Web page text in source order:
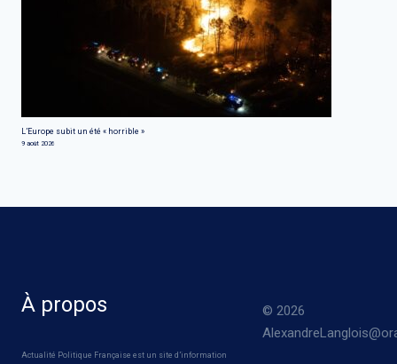
L’Europe subit un été « horrible »
9 août 2026
À propos
Actualité Politique Française est un site d’information
© 2026